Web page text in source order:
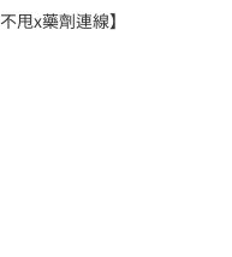
甩x藥劑連線】